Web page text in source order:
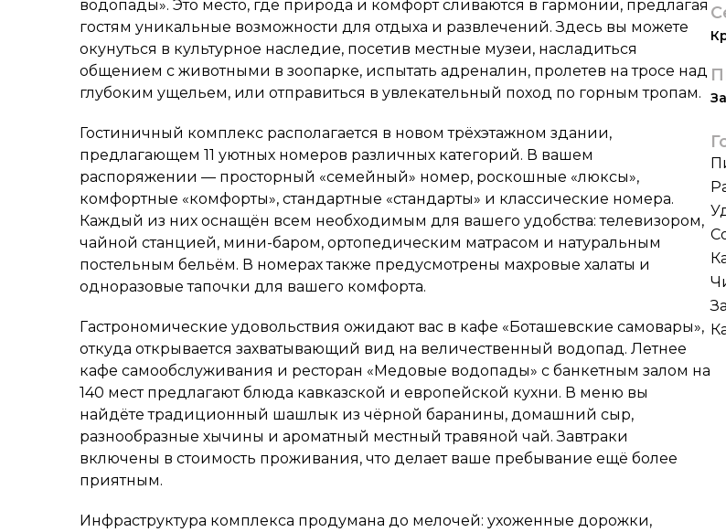
водопады». Это место, где природа и комфорт сливаются в гармонии, предлагая
гостям уникальные возможности для отдыха и развлечений. Здесь вы можете
окунуться в культурное наследие, посетив местные музеи, насладиться
общением с животными в зоопарке, испытать адреналин, пролетев на тросе над
глубоким ущельем, или отправиться в увлекательный поход по горным тропам.
Гостиничный комплекс располагается в новом трёхэтажном здании,
предлагающем 11 уютных номеров различных категорий. В вашем
распоряжении — просторный «семейный» номер, роскошные «люксы»,
комфортные «комфорты», стандартные «стандарты» и классические номера.
Каждый из них оснащён всем необходимым для вашего удобства: телевизором,
чайной станцией, мини-баром, ортопедическим матрасом и натуральным
постельным бельём. В номерах также предусмотрены махровые халаты и
одноразовые тапочки для вашего комфорта.
Гастрономические удовольствия ожидают вас в кафе «Боташевские самовары»,
откуда открывается захватывающий вид на величественный водопад. Летнее
кафе самообслуживания и ресторан «Медовые водопады» с банкетным залом на
140 мест предлагают блюда кавказской и европейской кухни. В меню вы
найдёте традиционный шашлык из чёрной баранины, домашний сыр,
разнообразные хычины и ароматный местный травяной чай. Завтраки
включены в стоимость проживания, что делает ваше пребывание ещё более
приятным.
Инфраструктура комплекса продумана до мелочей: ухоженные дорожки,